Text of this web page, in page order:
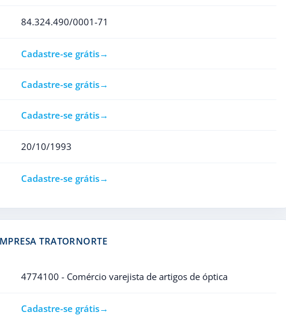
84.324.490/0001-71
Cadastre-se grátis
Cadastre-se grátis
Cadastre-se grátis
20/10/1993
Cadastre-se grátis
TRATORNORTE
4774100 - Comércio varejista de artigos de óptica
Cadastre-se grátis